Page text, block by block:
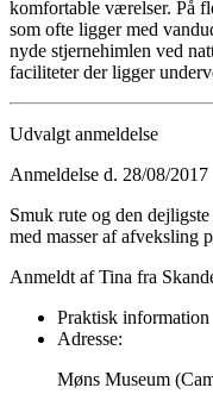
komfortable værelser. På
som ofte ligger med
nyde stjernehimlen ved
faciliteter der ligger
Udvalgt anmeldelse
Anmeldelse d. 28/08/2017
Smuk rute og den
med masser af afveksling
Anmeldt af Tina fra
Praktisk information
Adresse:
Møns Museum